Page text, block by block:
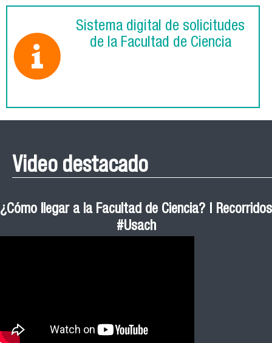
Sistema digital de solicitudes
de la Facultad de Ciencia
Video destacado
¿Cómo llegar a la Facultad de Ciencia? | Recorridos
#Usach